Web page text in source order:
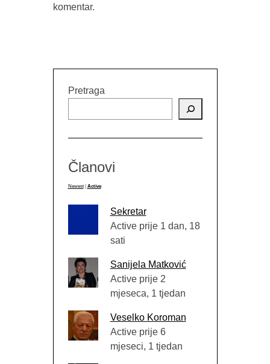
komentar.
Pretraga
Članovi
Newest Active
Sekretar
Active prije 1 dan, 18
sati
Sanijela Matković
Active prije 2
mjeseca, 1 tjedan
Veselko Koroman
Active prije 6
mjeseci, 1 tjedan